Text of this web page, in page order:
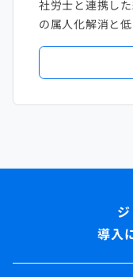
社労士と連携し
の属人化解消と
導入